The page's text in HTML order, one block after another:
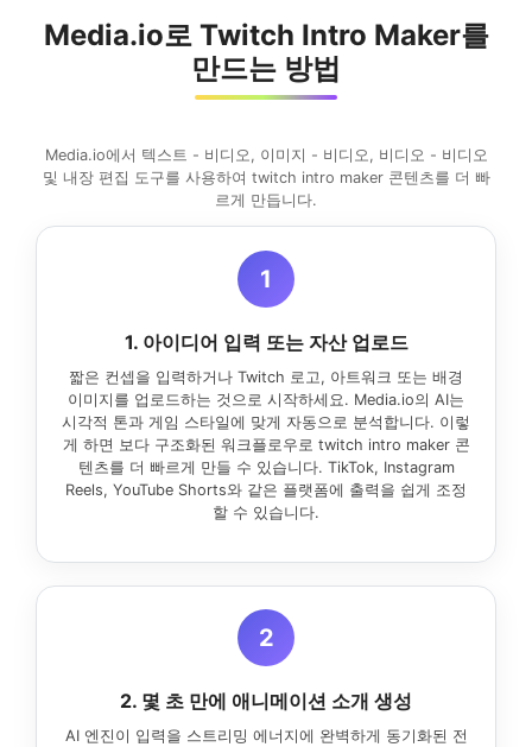
Media.io로 Twitch Intro Maker를
만드는 방법
Media.io에서 텍스트 - 비디오, 이미지 - 비디오, 비디오 - 비디오
및 내장 편집 도구를 사용하여 twitch intro maker 콘텐츠를 더 빠
르게 만듭니다.
1
1. 아이디어 입력 또는 자산 업로드
짧은 컨셉을 입력하거나 Twitch 로고, 아트워크 또는 배경
이미지를 업로드하는 것으로 시작하세요. Media.io의 AI는
시각적 톤과 게임 스타일에 맞게 자동으로 분석합니다. 이렇
게 하면 보다 구조화된 워크플로우로 twitch intro maker 콘
텐츠를 더 빠르게 만들 수 있습니다. TikTok, Instagram
Reels, YouTube Shorts와 같은 플랫폼에 출력을 쉽게 조정
할 수 있습니다.
2
2. 몇 초 만에 애니메이션 소개 생성
AI 엔진이 입력을 스트리밍 에너지에 완벽하게 동기화된 전